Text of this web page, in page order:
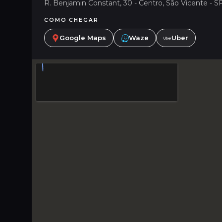
R. Benjamin Constant, 30 - Centro, São Vicente -
COMO CHEGAR
Google Maps Waze Uber